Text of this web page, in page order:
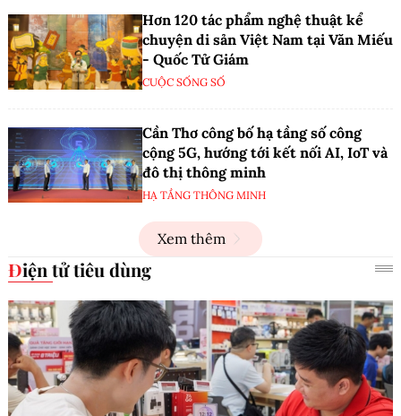
Hơn 120 tác phẩm nghệ thuật kể
chuyện di sản Việt Nam tại Văn Miếu
- Quốc Tử Giám
CUỘC SỐNG SỐ
Cần Thơ công bố hạ tầng số công
cộng 5G, hướng tới kết nối AI, IoT và
đô thị thông minh
HẠ TẦNG THÔNG MINH
Xem thêm
Điện tử tiêu dùng